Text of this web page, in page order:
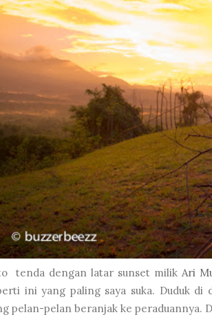
tenda dengan latar sunset milik Ari
ini yang paling saya suka. Duduk
pelan-pelan beranjak ke peraduannya.